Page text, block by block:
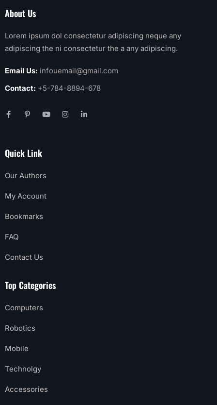
About Us
Lorem ipsum dol consectetur adipiscing neque any
adipiscing the ni consectetur the a any adipiscing.
Email Us: infouemail@gmail.com
Contact: +5-784-8894-678
Quick Link
Our Authors
My Account
Bookmarks
FAQ
Contact Us
Top Categories
Computers
Robotics
Mobile
Technolgy
Accessories